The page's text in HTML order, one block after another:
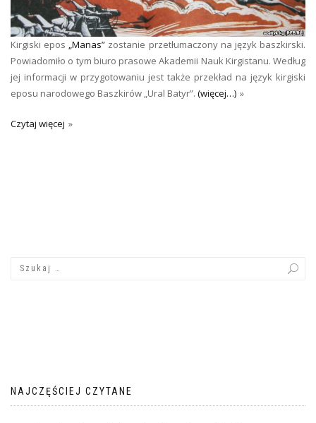
Kirgiski epos „Manas” zostanie przetłumaczony na język baszkirski.
Powiadomiło o tym biuro prasowe Akademii Nauk Kirgistanu. Według
jej informacji w przygotowaniu jest także przekład na język kirgiski
eposu narodowego Baszkirów „Ural Batyr”. (więcej…)
Czytaj więcej
NAJCZĘŚCIEJ CZYTANE